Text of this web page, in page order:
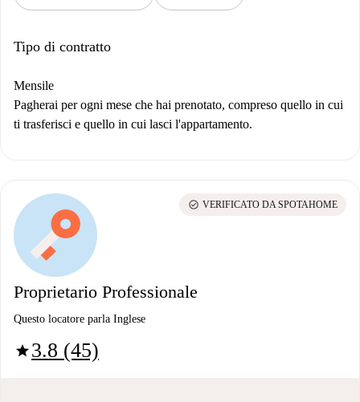
Tipo di contratto
Mensile
Pagherai per ogni mese che hai prenotato, compreso quello in cui
ti trasferisci e quello in cui lasci l'appartamento.
Proprietario Professionale
Questo locatore parla Inglese
star3.8 (45)
check_circle VERIFICATO DA SPOTAHOME